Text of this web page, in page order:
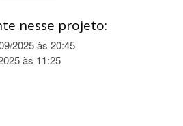
nesse projeto:
2025 às 20:45
às 11:25